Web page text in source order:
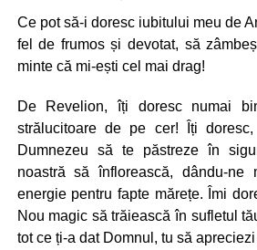
Ce pot să-i doresc iubitului meu de
fel de frumos și devotat, să
minte că mi-ești cel mai drag!
De Revelion, îți doresc numai
strălucitoare de pe cer! Îți
Dumnezeu să te păstreze în
noastră să înflorească, dându-ne
energie pentru fapte mărețe. Îmi
Nou magic să trăiească în sufletul
tot ce ți-a dat Domnul, tu să